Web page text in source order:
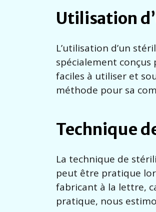
Utilisation
L’utilisation d’un
spécialement
faciles à utiliser et
méthode pour sa
Technique
La technique de
peut être pratique
fabricant à la lettre,
pratique, nous